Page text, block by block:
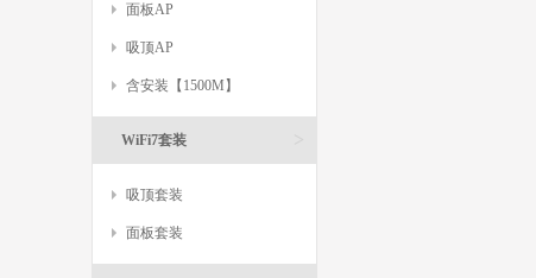
面板AP
吸顶AP
含安装【1500M】
WiFi7套装
吸顶套装
面板套装